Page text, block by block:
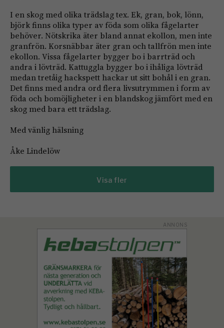
I en skog med olika trädslag tex. Ek, gran, bok, lönn,
björk finns olika typer av föda som olika fågelarter
behöver. Nötskrika äter bland annat ekollon, men inte
granfrön. Korsnäbbar äter gran och tallfrön men inte
ekollon. Vissa fågelarter bygger bo i barrträd och
andra i lövträd. Kattuggla bygger bo i ihåliga lövträd
medan tretåig hackspett hackar ut sitt bohål i en gran.
Det finns med andra ord flera livsutrymmen i form av
föda och bomöjligheter i en blandskog jämfört med en
skog med bara ett trädslag.
Med vänlig hälsning
Åke Lindelöw
Visa fler